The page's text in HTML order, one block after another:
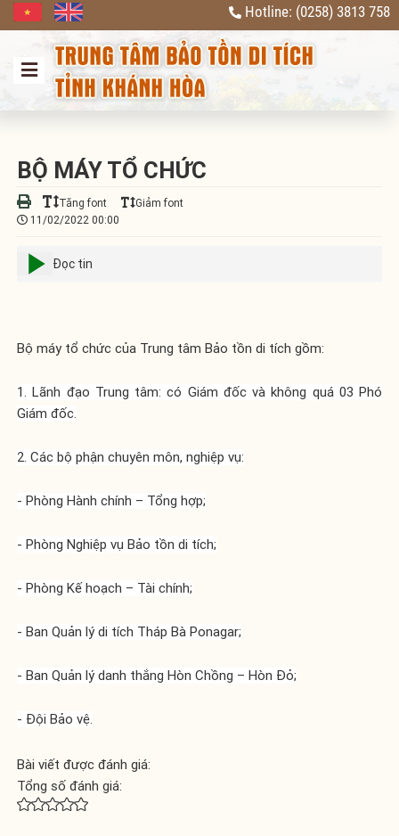
Hotline: (0258) 3813 758
Previous Next
BỘ MÁY TỔ CHỨC
Tăng font
Giảm font
11/02/2022 00:00
Đọc tin
Bộ máy tổ chức của Trung tâm Bảo tồn di tích gồm:
1. Lãnh đạo Trung tâm: có Giám đốc và không quá 03 Phó
Giám đốc.
2. Các bộ phận chuyên môn, nghiệp vụ:
- Phòng Hành chính – Tổng hợp;
- Phòng Nghiệp vụ Bảo tồn di tích;
- Phòng Kế hoạch – Tài chính;
- Ban Quản lý di tích Tháp Bà Ponagar;
- Ban Quản lý danh thắng Hòn Chồng – Hòn Đỏ;
- Đội Bảo vệ.
Bài viết được đánh giá:
Tổng số đánh giá: